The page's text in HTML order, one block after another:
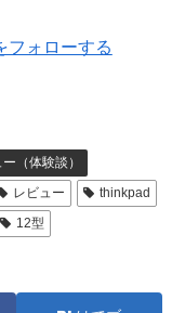
フォローする
（体験談）
レビュー
thinkpad
12型